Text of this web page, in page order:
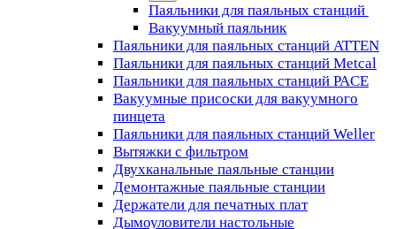
Паяльники для паяльных станций
Вакуумный паяльник
Паяльники для паяльных станций ATTEN
Паяльники для паяльных станций Metcal
Паяльники для паяльных станций PACE
Вакуумные присоски для вакуумного
пинцета
Паяльники для паяльных станций Weller
Вытяжки с фильтром
Двухканальные паяльные станции
Демонтажные паяльные станции
Держатели для печатных плат
Дымоуловители настольные